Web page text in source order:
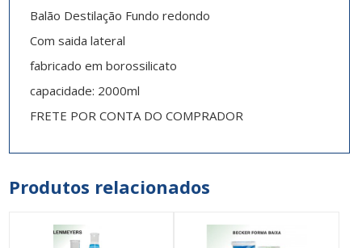
Balão Destilação Fundo redondo
Com saida lateral
fabricado em borossilicato
capacidade: 2000ml
FRETE POR CONTA DO COMPRADOR
Produtos relacionados